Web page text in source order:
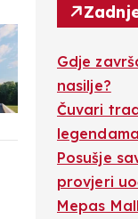
Gdje
nasilje?
Čuvari
Posušje
provjeri
Mepas